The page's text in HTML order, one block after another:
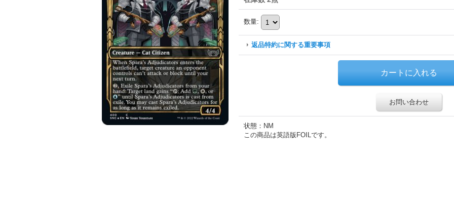
数量:
返品特約に関する重要事項
お問い合わせ
状態：NM
この商品は英語版FOILです。